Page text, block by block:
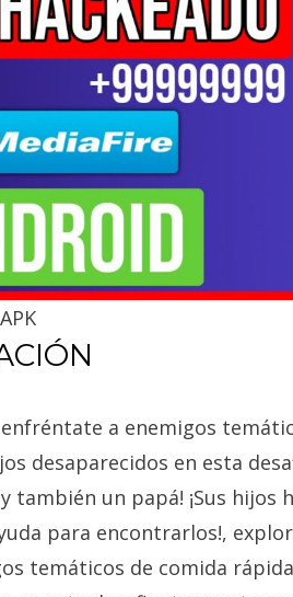
a enemigos
desaparecidos en esta
también un papá! ¡Sus hijos
para encontrarlos!,
temáticos de comida